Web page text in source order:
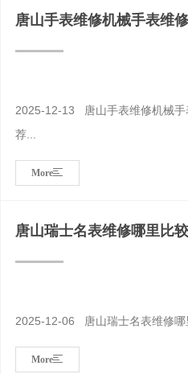
唐山手表维修机械手表维
荐
2025-12-13 唐山手表维修机械手
荐...
More
唐山瑞士名表维修哪里比
2025-12-06 唐山瑞士名表维修哪
More